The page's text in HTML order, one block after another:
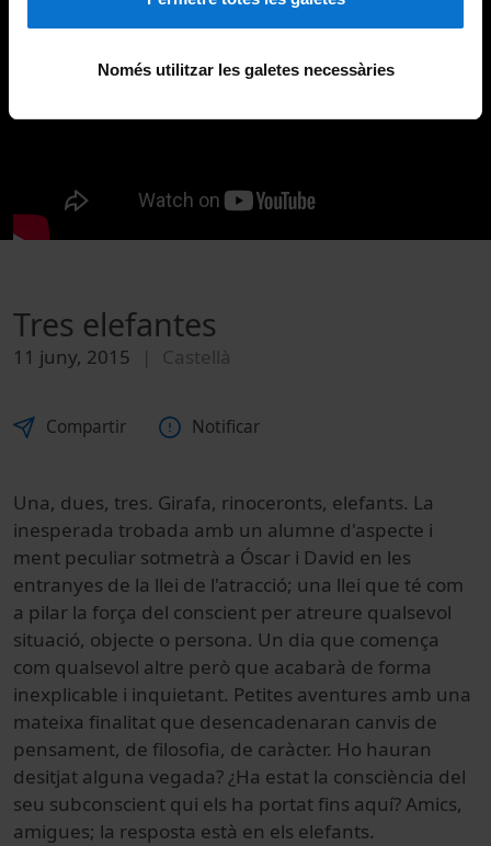
Només utilitzar les galetes necessàries
Tres elefantes
11 juny, 2015 Castellà
Compartir Notificar
Una, dues, tres. Girafa, rinoceronts, elefants. La
inesperada trobada amb un alumne d'aspecte i
ment peculiar sotmetrà a Óscar i David en les
entranyes de la llei de l'atracció; una llei que té com
a pilar la força del conscient per atreure qualsevol
situació, objecte o persona. Un dia que comença
com qualsevol altre però que acabarà de forma
inexplicable i inquietant. Petites aventures amb una
mateixa finalitat que desencadenaran canvis de
pensament, de filosofia, de caràcter. Ho hauran
desitjat alguna vegada? ¿Ha estat la consciència del
seu subconscient qui els ha portat fins aquí?Amics,
amigues; la resposta està en els elefants.